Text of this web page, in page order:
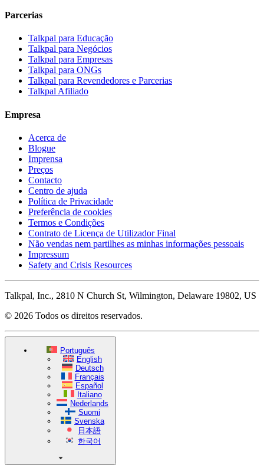
Parcerias
Talkpal para Educação
Talkpal para Negócios
Talkpal para Empresas
Talkpal para ONGs
Talkpal para Revendedores e Parcerias
Talkpal Afiliado
Empresa
Acerca de
Blogue
Imprensa
Preços
Contacto
Centro de ajuda
Política de Privacidade
Preferência de cookies
Termos e Condições
Contrato de Licença de Utilizador Final
Não vendas nem partilhes as minhas informações pessoais
Impressum
Safety and Crisis Resources
Talkpal, Inc., 2810 N Church St, Wilmington, Delaware 19802, US
© 2026 Todos os direitos reservados.
Português
English
Deutsch
Français
Español
Italiano
Nederlands
Suomi
Svenska
日本語
한국어